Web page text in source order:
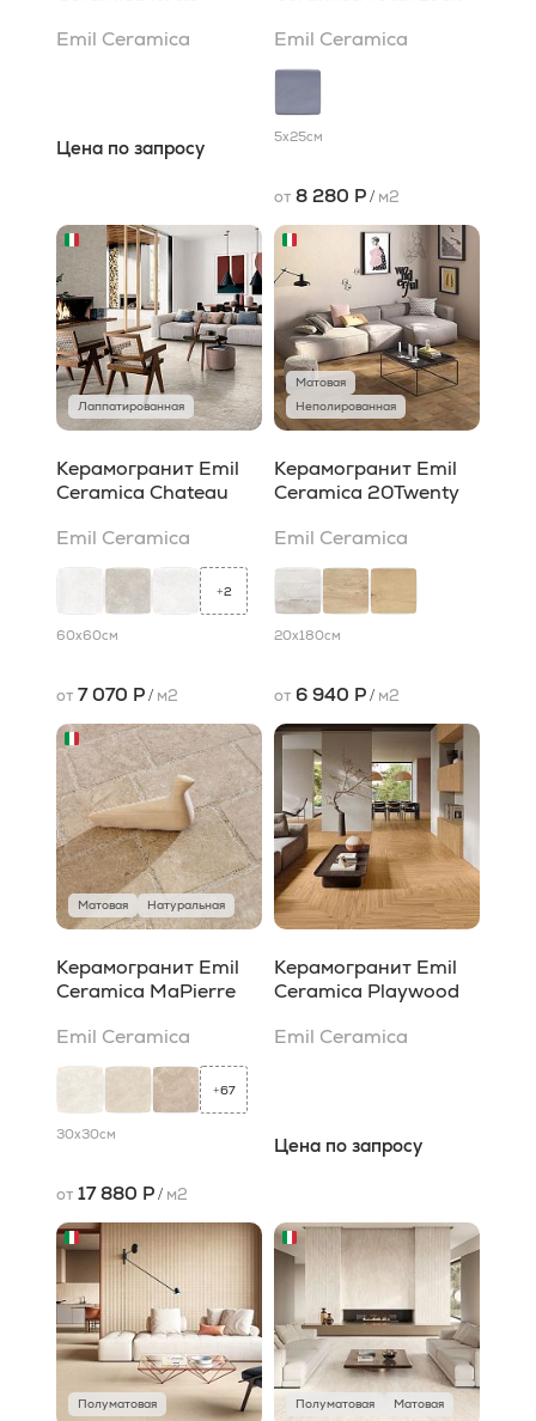
Emil Ceramica
Цена по запросу
Emil Ceramica
5x25см
от 8 280 Р/ м2
Лаппатированная
Керамогранит Emil
Ceramica Chateau
Emil Ceramica
+2
60x60см
от 7 070 Р/ м2
Матовая
Неполированная
Керамогранит Emil
Ceramica 20Twenty
Emil Ceramica
20x180см
от 6 940 Р/ м2
Матовая Натуральная
Керамогранит Emil
Ceramica MaPierre
Emil Ceramica
+67
30x30см
от 17 880 Р/ м2
Керамогранит Emil
Ceramica Playwood
Emil Ceramica
Цена по запросу
Полуматовая Полуматовая Матовая